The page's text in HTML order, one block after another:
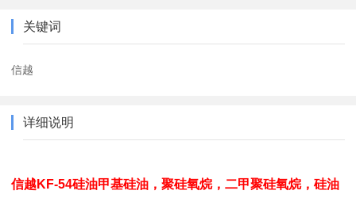
关键词
信越
详细说明
信越KF-54硅油甲基硅油，聚硅氧烷，二甲聚硅氧烷，硅油